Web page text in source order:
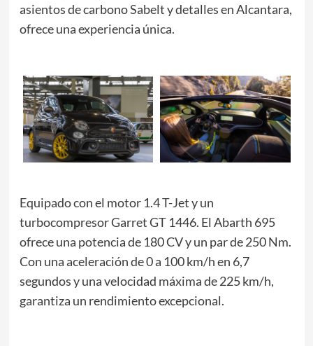
asientos de carbono Sabelt y detalles en Alcantara,
ofrece una experiencia única.
Equipado con el motor 1.4 T-Jet y un
turbocompresor Garret GT 1446. El Abarth 695
ofrece una potencia de 180 CV y un par de 250 Nm.
Con una aceleración de 0 a 100 km/h en 6,7
segundos y una velocidad máxima de 225 km/h,
garantiza un rendimiento excepcional.